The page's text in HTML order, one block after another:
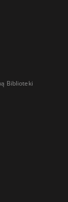
Biblioteki